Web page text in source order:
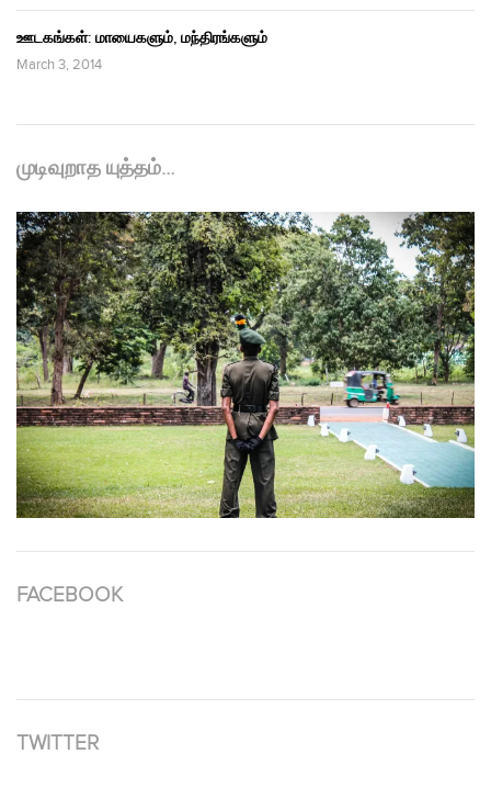
ஊடகங்கள்: மாயைகளும், மந்திரங்களும்
March 3, 2014
முடிவுறாத யுத்தம்…
FACEBOOK
TWITTER